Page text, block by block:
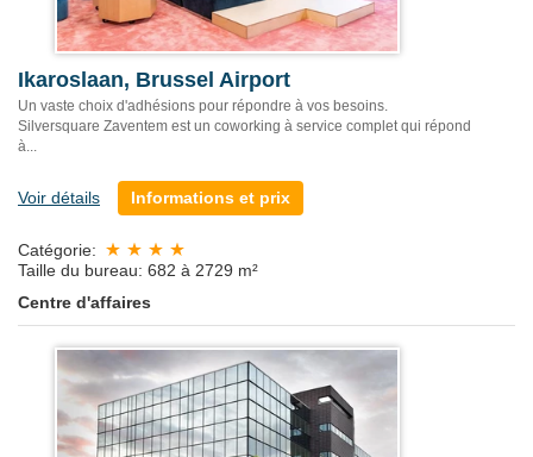
Ikaroslaan, Brussel Airport
Un vaste choix d'adhésions pour répondre à vos besoins.
Silversquare Zaventem est un coworking à service complet qui répond
à...
Voir détails Informations et prix
Catégorie:
Taille du bureau: 682 à 2729 m²
Centre d'affaires